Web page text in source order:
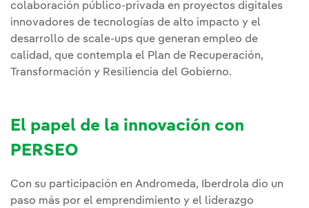
colaboración público-privada en proyectos digitales
innovadores de tecnologías de alto impacto y el
desarrollo de scale-ups que generan empleo de
calidad, que contempla el Plan de Recuperación,
Transformación y Resiliencia del Gobierno.
El papel de la innovación con
PERSEO
Con su participación en Andromeda, Iberdrola dio un
paso más por el emprendimiento y el liderazgo